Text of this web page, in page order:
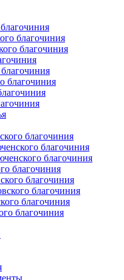
благочиния
благочиния
благочиния
благочиния
благочиния
благочиния
благочиния
благочиния
благочиния
благочиния
благочиния